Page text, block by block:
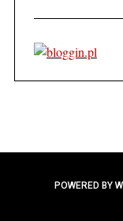
POWERED BY